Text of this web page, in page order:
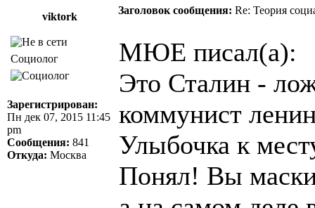
viktork
Заголовок сообщения: Re: Теория
Социолог
Зарегистрирован:
Пн дек 07, 2015 11:45
pm
Сообщения: 841
Откуда: Москва
МЮЕ писал(а):
Это Сталин -
коммунист
Улыбочка к
Понял! Вы